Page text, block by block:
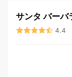
サンタ バーバ
4.4